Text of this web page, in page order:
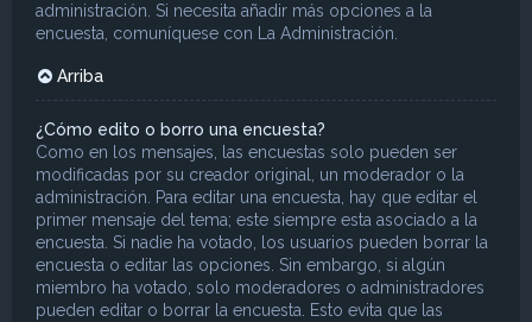
administración. Si necesita añadir más opciones a la
encuesta, comuníquese con La Administración.
Arriba
¿Cómo edito o borro una encuesta?
Como en los mensajes, las encuestas solo pueden ser
modificadas por su creador original, un moderador o la
administración. Para editar una encuesta, hay que editar el
primer mensaje del tema; este siempre esta asociado a la
encuesta. Si nadie ha votado, los usuarios pueden borrar la
encuesta o editar las opciones. Sin embargo, si algún
miembro ha votado, solo moderadores o administradores
pueden editar o borrar la encuesta. Esto evita que las